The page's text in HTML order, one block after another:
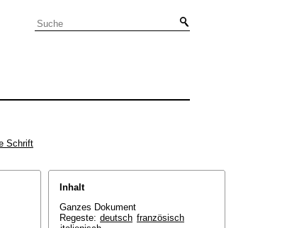
Schrift
Inhalt
Ganzes Dokument
Regeste: deutsch französisch